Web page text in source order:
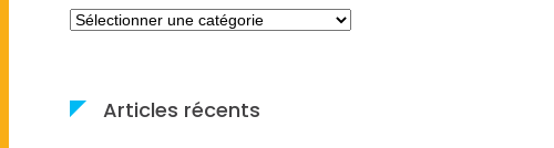
Catégories
Articles récents